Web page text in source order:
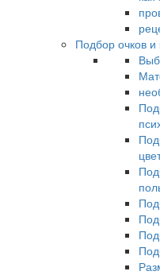
Подбор очков и